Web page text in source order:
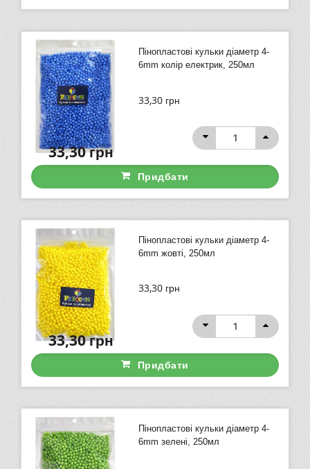
Пінопластові кульки діаметр 4-
6mm колір електрик, 250мл
33,30 грн
33,30грн
Придбати
Пінопластові кульки діаметр 4-
6mm жовті, 250мл
33,30 грн
33,30грн
Придбати
Пінопластові кульки діаметр 4-
6mm зелені, 250мл